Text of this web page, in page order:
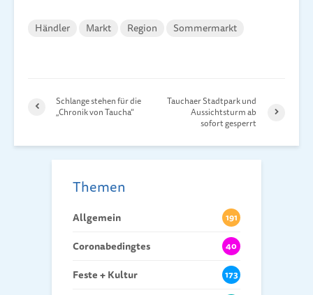
Händler Markt Region Sommermarkt
Schlange stehen für die
„Chronik von Taucha“
Tauchaer Stadtpark und
Aussichtsturm ab
sofort gesperrt
Themen
Allgemein 191
Coronabedingtes 40
Feste + Kultur 173